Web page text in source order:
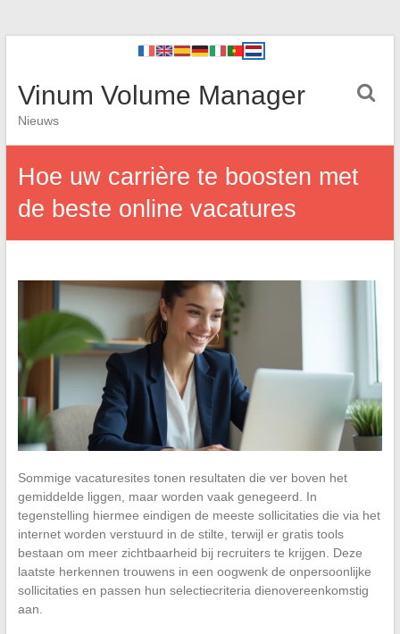
Vinum Volume Manager
Nieuws
Hoe uw carrière te boosten met
de beste online vacatures
Sommige vacaturesites tonen resultaten die ver boven het
gemiddelde liggen, maar worden vaak genegeerd. In
tegenstelling hiermee eindigen de meeste sollicitaties die via het
internet worden verstuurd in de stilte, terwijl er gratis tools
bestaan om meer zichtbaarheid bij recruiters te krijgen. Deze
laatste herkennen trouwens in een oogwenk de onpersoonlijke
sollicitaties en passen hun selectiecriteria dienovereenkomstig
aan.